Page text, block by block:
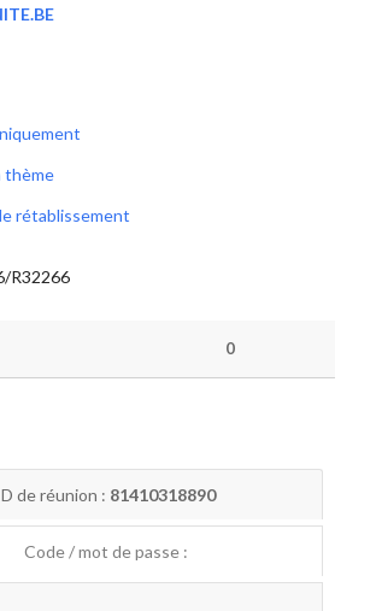
thème
rétablissement
R32266
0
de réunion : 81410318890
Code / mot de passe :